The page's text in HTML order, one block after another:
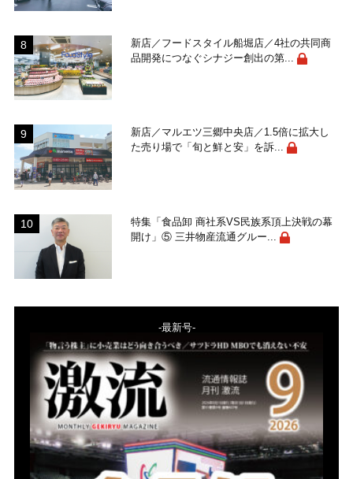
新店／フードスタイル船堀店／4社の共同商
品開発につなぐシナジー創出の第...
新店／マルエツ三郷中央店／1.5倍に拡大し
た売り場で「旬と鮮と安」を訴...
特集「食品卸 商社系VS民族系頂上決戦の幕
開け」⑤ 三井物産流通グルー...
-最新号-